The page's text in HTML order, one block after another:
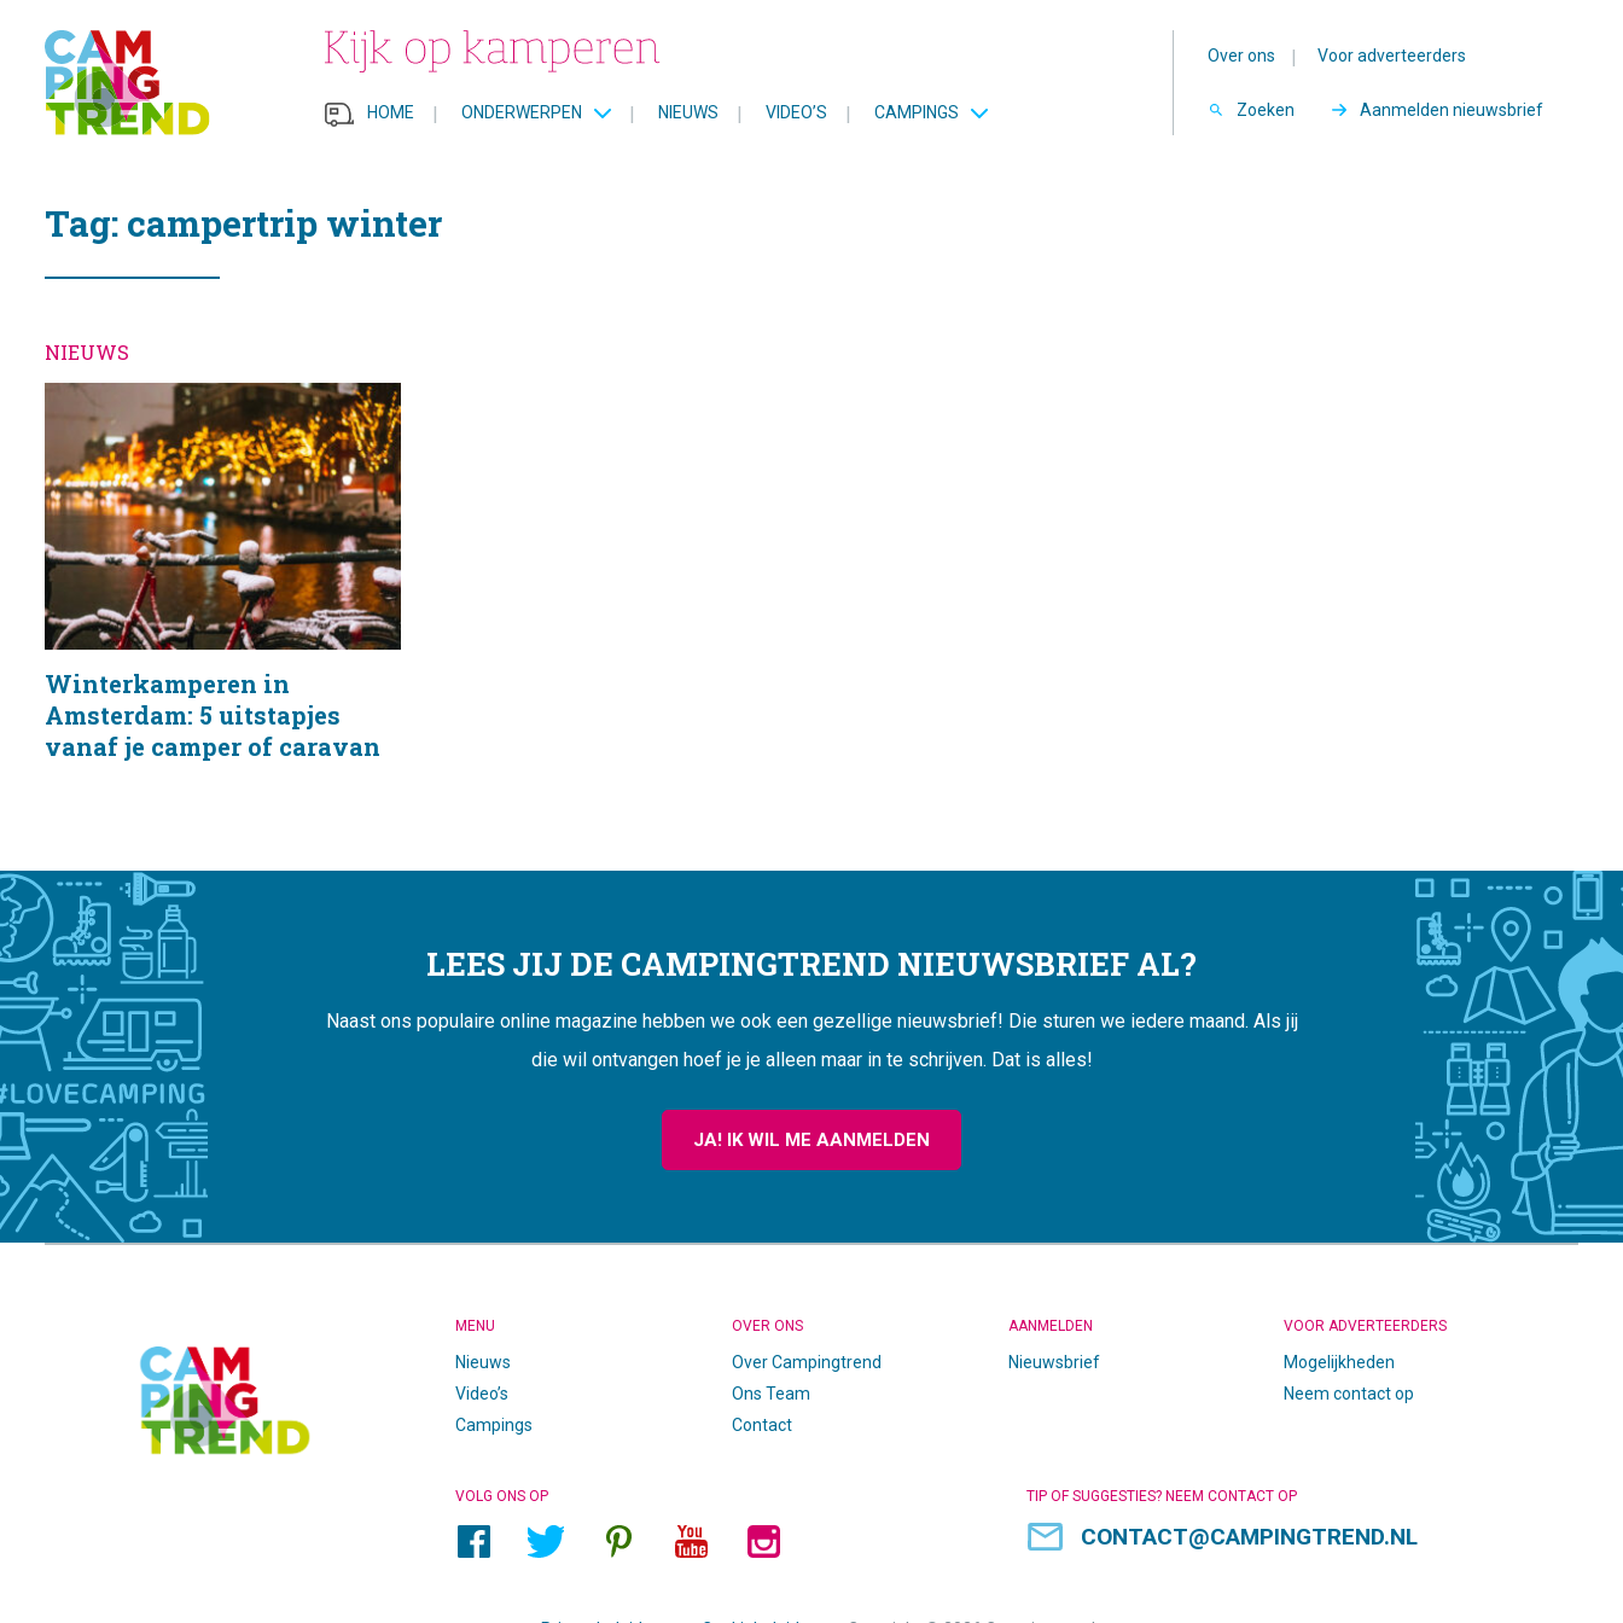
HOME | ONDERWERPEN | NIEUWS | VIDEO’S | CAMPINGS
Over ons | Voor adverteerders
Zoeken Aanmelden nieuwsbrief
Tag: campertrip winter
NIEUWS
Winterkamperen in
Amsterdam: 5 uitstapjes
vanaf je camper of caravan
LEES JIJ DE CAMPINGTREND NIEUWSBRIEF AL?
Naast ons populaire online magazine hebben we ook een gezellige nieuwsbrief! Die sturen we iedere maand. Als jij
die wil ontvangen hoef je je alleen maar in te schrijven. Dat is alles!
JA! IK WIL ME AANMELDEN
MENU
Nieuws
Video’s
Campings
OVER ONS
Over Campingtrend
Ons Team
Contact
AANMELDEN
Nieuwsbrief
VOOR ADVERTEERDERS
Mogelijkheden
Neem contact op
VOLG ONS OP TIP OF SUGGESTIES? NEEM CONTACT OP
CONTACT@CAMPINGTREND.NL